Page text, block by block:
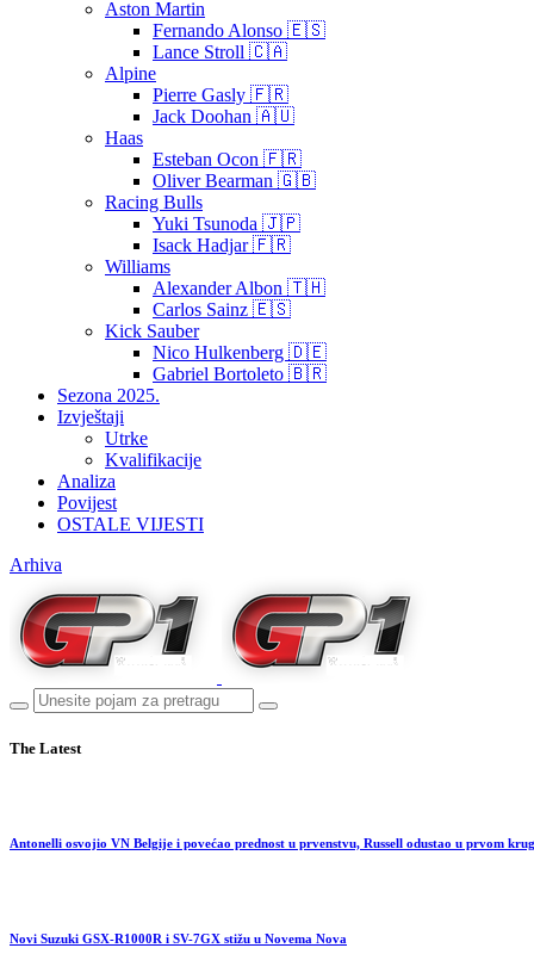
Aston Martin
Fernando Alonso 🇪🇸
Lance Stroll 🇨🇦
Alpine
Pierre Gasly 🇫🇷
Jack Doohan 🇦🇺
Haas
Esteban Ocon 🇫🇷
Oliver Bearman 🇬🇧
Racing Bulls
Yuki Tsunoda 🇯🇵
Isack Hadjar 🇫🇷
Williams
Alexander Albon 🇹🇭
Carlos Sainz 🇪🇸
Kick Sauber
Nico Hulkenberg 🇩🇪
Gabriel Bortoleto 🇧🇷
Sezona 2025.
Izvještaji
Utrke
Kvalifikacije
Analiza
Povijest
OSTALE VIJESTI
Arhiva
The Latest
Antonelli osvojio VN Belgije i povećao prednost u prvenstvu, Russell odustao u prvom
Novi Suzuki GSX-R1000R i SV-7GX stižu u Novema Nova